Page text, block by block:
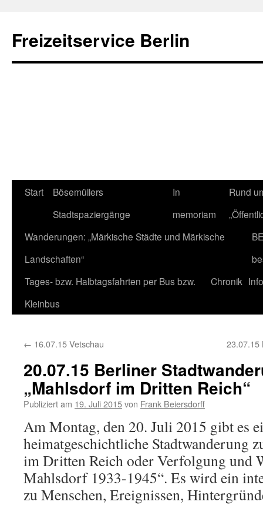
Freizeitservice Berlin
Start
Bösemüllers
Stadtspaziergänge
In
memoriam
Rund
Wanderungen: „Märkische Städte und Märkische
Landschaften“
Tages- bzw. Halbtagsfahrten per Bus bzw.
Kleinbus
Chronik
← 16.07.15 Vetschau 23.07.15
20.07.15 Berliner
„Mahlsdorf im Dritten Reich“
Publiziert am 19. Juli 2015von Frank Beiersdorff
Am Montag, den 20. Juli 2015 gibt es
heimatgeschichtliche Stadtwanderung
im Dritten Reich oder Verfolgung und
Mahlsdorf 1933-1945“. Es wird ein
zu Menschen, Ereignissen,